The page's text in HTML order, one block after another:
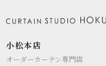
小松本店
オーダーカーテン専門店